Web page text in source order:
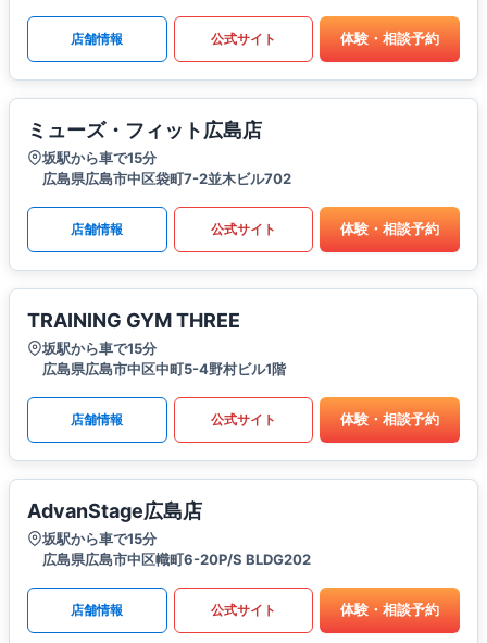
店舗情報 公式サイト 体験・相談予約
ミューズ・フィット広島店
坂駅から車で15分
広島県広島市中区袋町7-2並木ビル702
店舗情報 公式サイト 体験・相談予約
TRAINING GYM THREE
坂駅から車で15分
広島県広島市中区中町5-4野村ビル1階
店舗情報 公式サイト 体験・相談予約
AdvanStage広島店
坂駅から車で15分
広島県広島市中区幟町6-20P/S BLDG202
店舗情報 公式サイト 体験・相談予約